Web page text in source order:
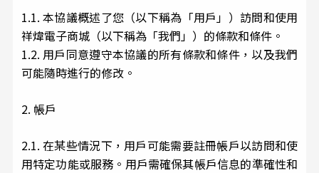
1.1. 本協議概述了您（以下稱為「用戶」）訪問和使用
祥煒電子商城（以下稱為「我們」）的條款和條件。
1.2. 用戶同意遵守本協議的所有條款和條件，以及我們
可能隨時進行的修改。
2. 帳戶
2.1. 在某些情況下，用戶可能需要註冊帳戶以訪問和使
用特定功能或服務。用戶需確保其帳戶信息的準確性和